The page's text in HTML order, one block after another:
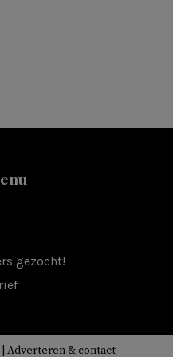
gezocht!
Adverteren & contact